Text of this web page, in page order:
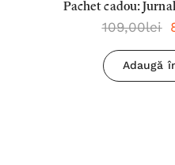
Pachet cadou:
planurile + Pix:
109,00lei
Adaugă